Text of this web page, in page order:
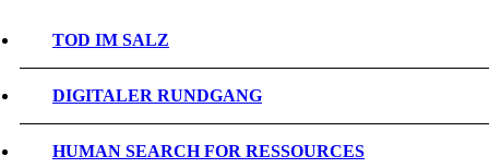
TOD IM SALZ
DIGITALER RUNDGANG
HUMAN SEARCH FOR RESSOURCES